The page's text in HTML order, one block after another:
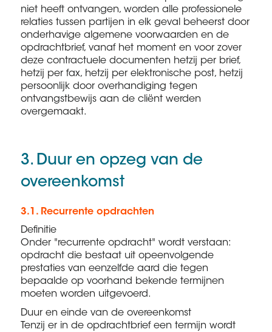
niet heeft ontvangen, worden alle professionele
relaties tussen partijen in elk geval beheerst door
onderhavige algemene voorwaarden en de
opdrachtbrief, vanaf het moment en voor zover
deze contractuele documenten hetzij per brief,
hetzij per fax, hetzij per elektronische post, hetzij
persoonlijk door overhandiging tegen
ontvangstbewijs aan de cliënt werden
overgemaakt.
3. Duur en opzeg van de
overeenkomst
3.1. Recurrente opdrachten
Definitie
Onder "recurrente opdracht" wordt verstaan:
opdracht die bestaat uit opeenvolgende
prestaties van eenzelfde aard die tegen
bepaalde op voorhand bekende termijnen
moeten worden uitgevoerd.
Duur en einde van de overeenkomst
Tenzij er in de opdrachtbrief een termijn wordt